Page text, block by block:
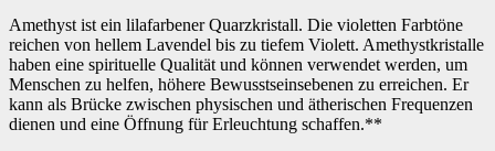
Amethyst ist ein lilafarbener Quarzkristall. Die violetten Farbtöne
reichen von hellem Lavendel bis zu tiefem Violett. Amethystkristalle
haben eine spirituelle Qualität und können verwendet werden, um
Menschen zu helfen, höhere Bewusstseinsebenen zu erreichen. Er
kann als Brücke zwischen physischen und ätherischen Frequenzen
dienen und eine Öffnung für Erleuchtung schaffen.**